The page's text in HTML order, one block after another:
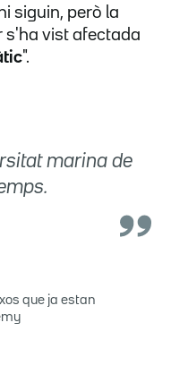
siguin, però la
s'ha vist afectada
".
marina de
que ja estan